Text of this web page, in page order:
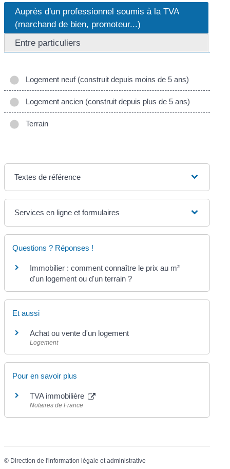
Auprès d'un professionnel soumis à la TVA
(marchand de bien, promoteur...)
Entre particuliers
Logement neuf (construit depuis moins de 5 ans)
Logement ancien (construit depuis plus de 5 ans)
Terrain
Textes de référence
Services en ligne et formulaires
Questions ? Réponses !
Immobilier : comment connaître le prix au m²
d'un logement ou d'un terrain ?
Et aussi
Achat ou vente d'un logement
Logement
Pour en savoir plus
TVA immobilière
Notaires de France
© Direction de l'information légale et administrative